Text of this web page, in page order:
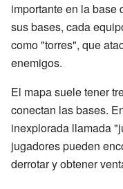
importante en la base
sus bases, cada
como "torres", que
enemigos.
El mapa suele tener
conectan las bases.
inexplorada llamada
jugadores pueden
derrotar y obtener